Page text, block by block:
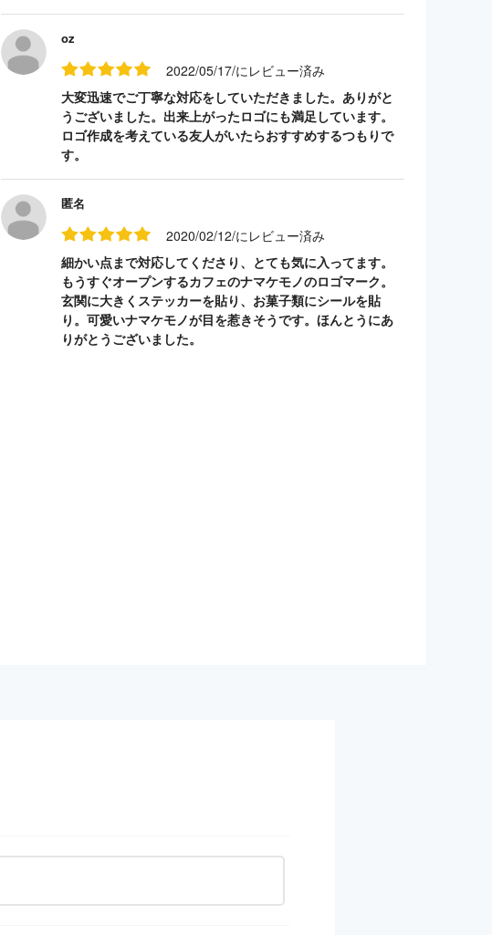
oz
2022/05/17/にレビュー済み
大変迅速でご丁寧な対応をしていただきました。ありがと
うございました。出来上がったロゴにも満足しています。
ロゴ作成を考えている友人がいたらおすすめするつもりで
す。
匿名
2020/02/12/にレビュー済み
細かい点まで対応してくださり、とても気に入ってます。
もうすぐオープンするカフェのナマケモノのロゴマーク。
玄関に大きくステッカーを貼り、お菓子類にシールを貼
り。可愛いナマケモノが目を惹きそうです。ほんとうにあ
りがとうございました。